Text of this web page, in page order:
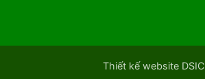
Thiết kế website DSIC